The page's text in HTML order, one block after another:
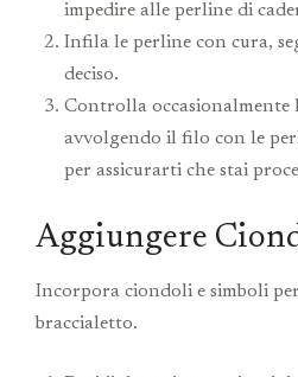
impedire alle perline di
Infila le perline con cura,
deciso.
Controlla occasionalmente
avvolgendo il filo con le
per assicurarti che stai
Aggiungere
Incorpora ciondoli e simboli
braccialetto.